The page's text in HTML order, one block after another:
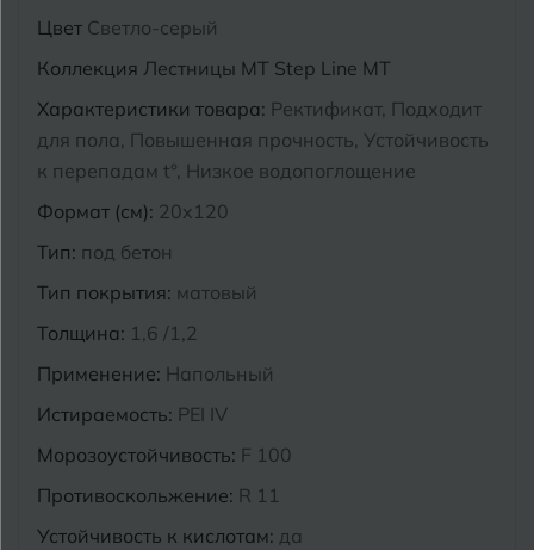
Цвет Светло-серый
Коллекция Лестницы MT Step Line MT
Характеристики товара: Ректификат, Подходит
для пола, Повышенная прочность, Устойчивость
к перепадам t°, Низкое водопоглощение
Формат (см): 20x120
Тип: под бетон
Тип покрытия: матовый
Толщина: 1,6 /1,2
Применение: Напольный
Истираемость: PEI IV
Морозоустойчивость: F 100
Противоскольжение: R 11
Устойчивость к кислотам: да
Курганинск
Магнитогорск
Майкоп
Муром
Ч Чебоксары
Челябинск
Э